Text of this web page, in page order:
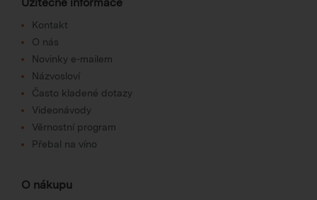
Kontakt
O nás
Novinky e-mailem
Názvosloví
Často kladené dotazy
Videonávody
Věrnostní program
Přebal na víno
O nákupu